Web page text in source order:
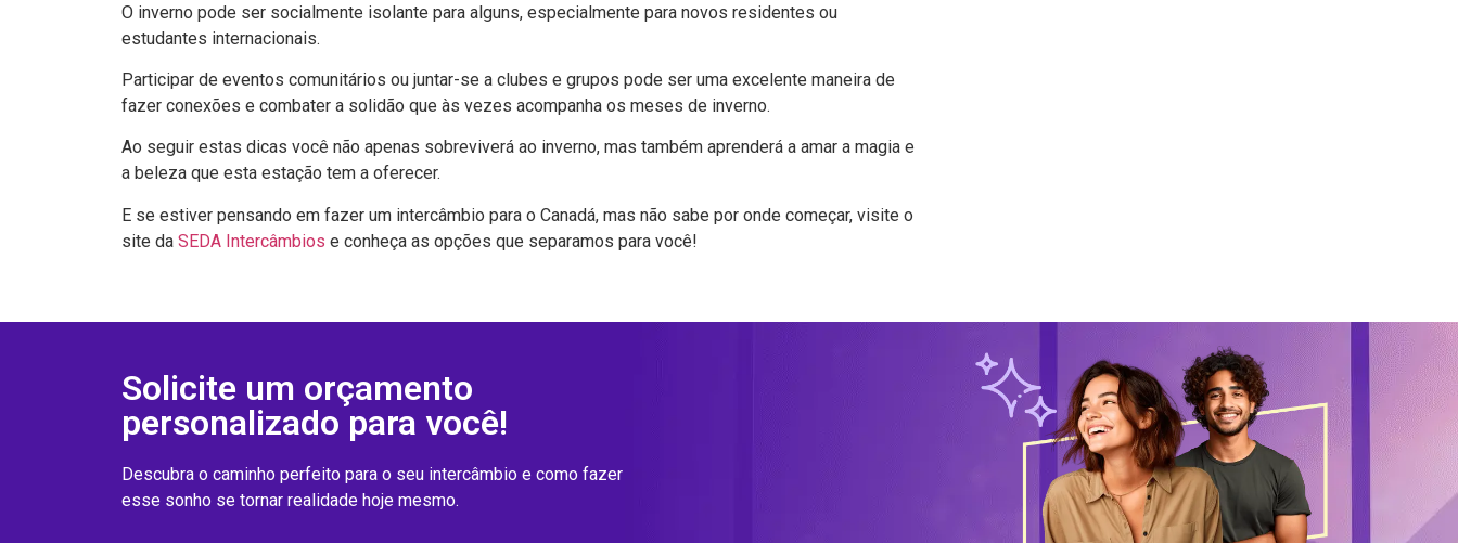
O inverno pode ser socialmente isolante para alguns, especialmente para novos residentes ou
estudantes internacionais.
Participar de eventos comunitários ou juntar-se a clubes e grupos pode ser uma excelente maneira de
fazer conexões e combater a solidão que às vezes acompanha os meses de inverno.
Ao seguir estas dicas você não apenas sobreviverá ao inverno, mas também aprenderá a amar a magia e
a beleza que esta estação tem a oferecer.
E se estiver pensando em fazer um intercâmbio para o Canadá, mas não sabe por onde começar, visite o
site da SEDA Intercâmbios e conheça as opções que separamos para você!
Solicite um orçamento
personalizado para você!
Descubra o caminho perfeito para o seu intercâmbio e como fazer
esse sonho se tornar realidade hoje mesmo.